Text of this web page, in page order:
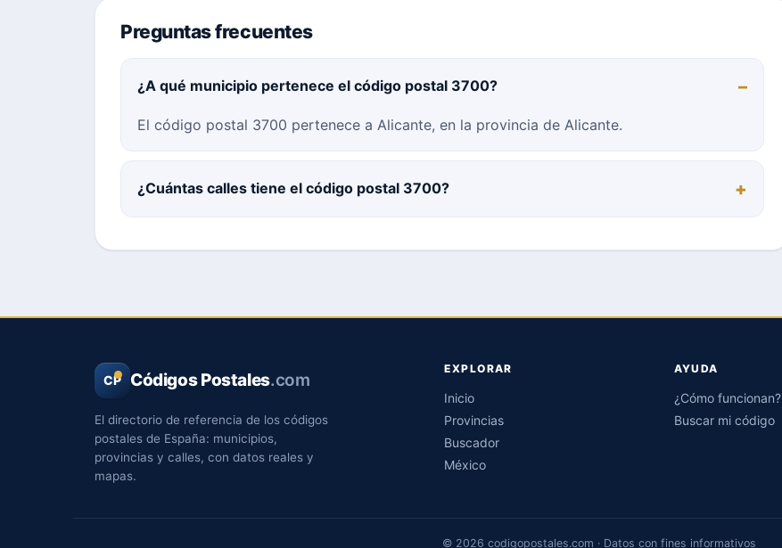
Preguntas frecuentes
¿A qué municipio pertenece el código postal 3700?
El código postal 3700 pertenece a Alicante, en la provincia de Alicante.
¿Cuántas calles tiene el código postal 3700?
CP Códigos Postales.com
El directorio de referencia de los códigos
postales de España: municipios,
provincias y calles, con datos reales y
mapas.
EXPLORAR
Inicio
Provincias
Buscador
México
AYUDA
¿Cómo funcionan?
Buscar mi código
© 2026 codigopostales.com · Datos con fines informativos